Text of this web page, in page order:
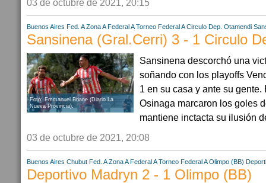
03 de octubre de 2021, 20:15
Buenos Aires Fed. A Zona A Federal A Torneo Federal A Circulo Dep. Otamendi
Sansinena (Gral.Cerri) 3 - 1 Circulo
Foto: Emmanuel Briane (Diario La
Nueva Provincia).
Sansinena descorchó una
soñando con los playoffs
1 en su casa y ante su
Osinaga marcaron los goles
mantiene inctacta su ilusión
03 de octubre de 2021, 20:08
Buenos Aires Chubut Fed. A Zona A Federal A Torneo Federal A Olimpo (BB)
Deportivo Madryn 2 - 1 Olimpo (BB)